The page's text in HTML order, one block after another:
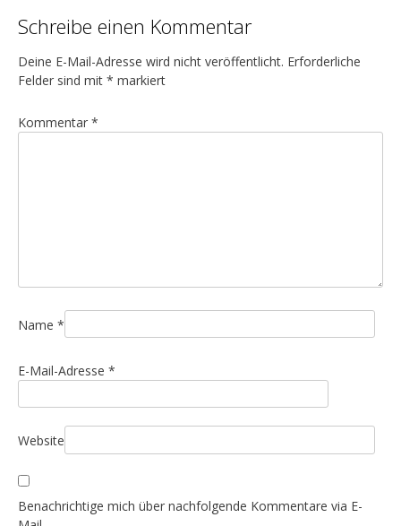
t
r
a
s
a
i
o
n
Schreibe einen Kommentar
Deine E-Mail-Adresse wird nicht veröffentlicht. Erforderliche
Felder sind mit * markiert
Kommentar *
Name *
E-Mail-Adresse *
Website
Benachrichtige mich über nachfolgende Kommentare via E-